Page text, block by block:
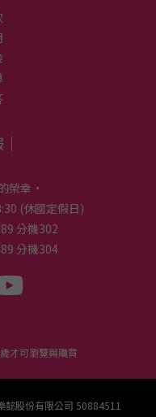
榮幸•
(休國定假日)
分機302
分機304
才可瀏覽與購買
懿股份有限公司 50884511